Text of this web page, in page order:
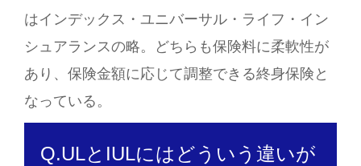
はインデックス・ユニバーサル・ライフ・イン
シュアランスの略。どちらも保険料に柔軟性が
あり、保険金額に応じて調整できる終身保険と
なっている。
Q.ULとIULにはどういう違いが